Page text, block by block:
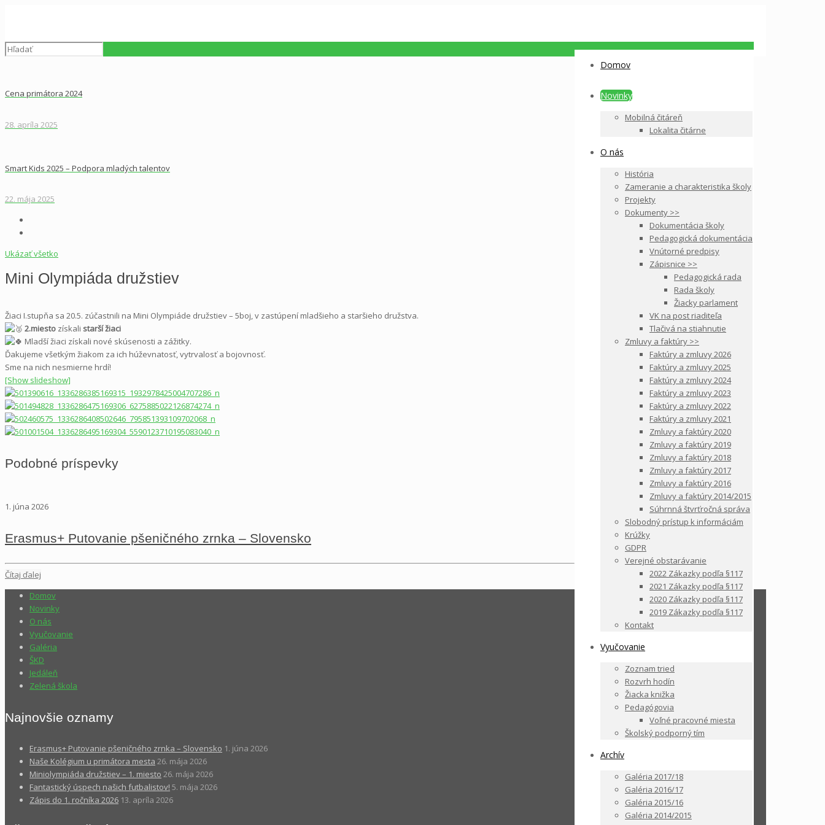
Domov
Novinky
Mobilná čitáreň
Lokalita čitárne
O nás
História
Zameranie a charakteristika školy
Projekty
Dokumenty >>
Dokumentácia školy
Pedagogická dokumentácia
Vnútorné predpisy
Zápisnice >>
Pedagogická rada
Rada školy
Žiacky parlament
VK na post riaditeľa
Tlačivá na stiahnutie
Zmluvy a faktúry >>
Faktúry a zmluvy 2026
Faktúry a zmluvy 2025
Faktúry a zmluvy 2024
Faktúry a zmluvy 2023
Faktúry a zmluvy 2022
Faktúry a zmluvy 2021
Zmluvy a faktúry 2020
Zmluvy a faktúry 2019
Zmluvy a faktúry 2018
Zmluvy a faktúry 2017
Zmluvy a faktúry 2016
Zmluvy a faktúry 2014/2015
Súhrnná štvrťročná správa
Slobodný prístup k informáciám
Krúžky
GDPR
Verejné obstarávanie
2022 Zákazky podľa §117
2021 Zákazky podľa §117
2020 Zákazky podľa §117
2019 Zákazky podľa §117
Kontakt
Vyučovanie
Zoznam tried
Rozvrh hodín
Žiacka knižka
Pedagógovia
Voľné pracovné miesta
Školský podporný tím
Archív
Galéria 2017/18
Galéria 2016/17
Galéria 2015/16
Galéria 2014/2015
Cena primátora 2024
28. apríla 2025
Smart Kids 2025 – Podpora mladých talentov
22. mája 2025
Ukázať všetko
Mini Olympiáda družstiev
Žiaci I.stupňa sa 20.5. zúčastnili na Mini Olympiáde družstiev – 5boj, v zastúpení mladšieho a staršieho družstva.
2.miesto získali starší žiaci
Mladší žiaci získali nové skúsenosti a zážitky.
Ďakujeme všetkým žiakom za ich húževnatosť, vytrvalosť a bojovnosť.
Sme na nich nesmierne hrdí!
[Show slideshow]
Podobné príspevky
1. júna 2026
Erasmus+ Putovanie pšeničného zrnka – Slovensko
Čítaj ďalej
Domov
Novinky
O nás
Vyučovanie
Galéria
ŠKD
Jedáleň
Zelená škola
Najnovšie oznamy
Erasmus+ Putovanie pšeničného zrnka – Slovensko 1. júna 2026
Naše Kolégium u primátora mesta 26. mája 2026
Miniolympiáda družstiev – 1. miesto 26. mája 2026
Fantastický úspech našich futbalistov! 5. mája 2026
Zápis do 1. ročníka 2026 13. apríla 2026